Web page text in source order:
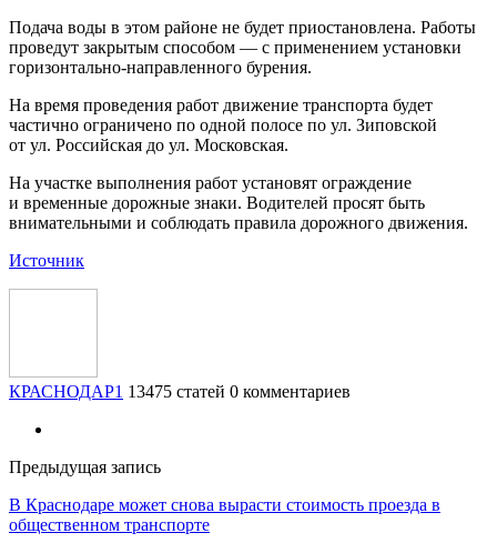
Подача воды в этом районе не будет приостановлена. Работы
проведут закрытым способом — с применением установки
горизонтально-направленного бурения.
На время проведения работ движение транспорта будет
частично ограничено по одной полосе по ул. Зиповской
от ул. Российская до ул. Московская.
На участке выполнения работ установят ограждение
и временные дорожные знаки. Водителей просят быть
внимательными и соблюдать правила дорожного движения.
Источник
КРАСНОДАР1 13475 статей 0 комментариев
Предыдущая запись
В Краснодаре может снова вырасти стоимость проезда в
общественном транспорте